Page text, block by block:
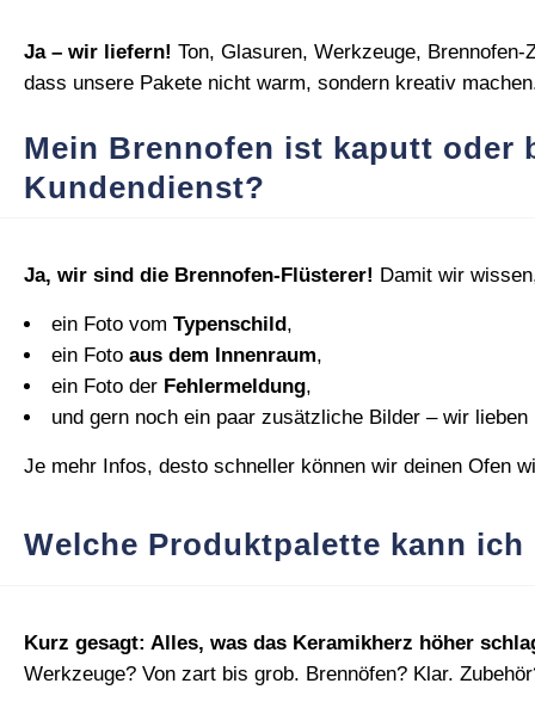
Ja – wir liefern! Ton, Glasuren, Werkzeuge,
dass unsere Pakete nicht warm, sondern kreativ
Mein Brennofen ist kaputt oder
Kundendienst?
Ja, wir sind die Brennofen‑Flüsterer! Damit wir
ein Foto vom Typenschild,
ein Foto aus dem Innenraum,
ein Foto der Fehlermeldung,
und gern noch ein paar zusätzliche Bilder – wir
Je mehr Infos, desto schneller können wir deinen Ofen
Welche Produktpalette kann
Kurz gesagt: Alles, was das Keramikherz höher
Werkzeuge? Von zart bis grob. Brennöfen? Klar.